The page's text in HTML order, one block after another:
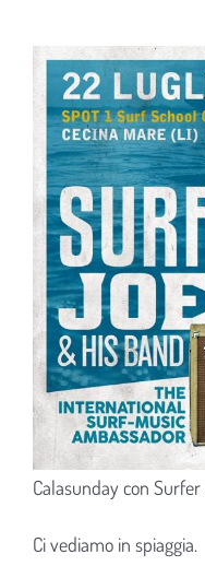
Calasunday con
Ci vediamo in spiaggia.